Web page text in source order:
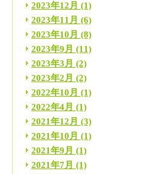
2023年12月 (1)
2023年11月 (6)
2023年10月 (8)
2023年9月 (11)
2023年3月 (2)
2023年2月 (2)
2022年10月 (1)
2022年4月 (1)
2021年12月 (3)
2021年10月 (1)
2021年9月 (1)
2021年7月 (1)